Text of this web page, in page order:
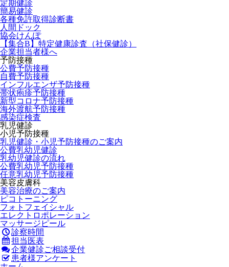
定期健診
簡易健診
各種免許取得診断書
人間ドック
協会けんぽ
【集合B】特定健康診査（社保健診）
企業担当者様へ
予防接種
公費予防接種
自費予防接種
インフルエンザ予防接種
帯状疱疹予防接種
新型コロナ予防接種
海外渡航予防接種
感染症検査
乳児健診
小児予防接種
乳児健診・小児予防接種のご案内
公費乳幼児健診
乳幼児健診の流れ
公費乳幼児予防接種
任意乳幼児予防接種
美容皮膚科
美容治療のご案内
ピコトーニング
フォトフェイシャル
エレクトロポレーション
マッサージピール
診察時間
担当医表
企業健診ご相談受付
患者様アンケート